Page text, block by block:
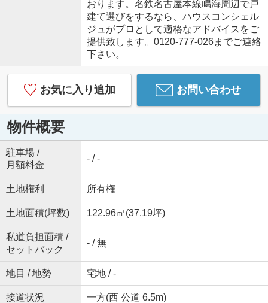
おります。名鉄名古屋本線鳴海周辺で戸
建て選びをするなら、ハウスコンシェル
ジュがプロとして適格なアドバイスをご
提供致します。0120-777-026までご連絡
下さい。
お気に入り追加 お問い合わせ
物件概要
駐車場 /
月額料金
- / -
土地権利 所有権
土地面積(坪数) 122.96㎡(37.19坪)
私道負担面積 /
セットバック
- / 無
地目 / 地勢 宅地 / -
接道状況 一方(西 公道 6.5m)